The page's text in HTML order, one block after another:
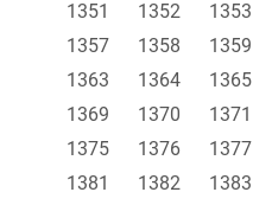
1351
1352 1353
1357
1358 1359
1363
1364 1365
1369
1370 1371
1375
1376 1377
1381
1382 1383